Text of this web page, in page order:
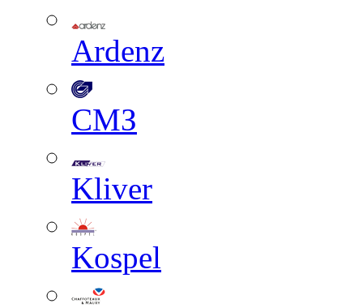
Ardenz
СМЗ
Kliver
Kospel